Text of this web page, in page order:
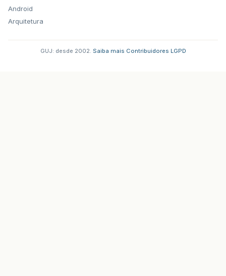
Android
Arquitetura
GUJ: desde 2002. Saiba mais Contribuidores LGPD